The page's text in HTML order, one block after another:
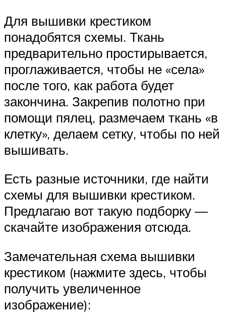
Для вышивки крестиком
понадобятся схемы. Ткань
предварительно простирывается,
проглаживается, чтобы не «села»
после того, как работа будет
закончина. Закрепив полотно при
помощи пялец, размечаем ткань «в
клетку», делаем сетку, чтобы по ней
вышивать.
Есть разные источники, где найти
схемы для вышивки крестиком.
Предлагаю вот такую подборку —
скачайте изображения отсюда.
Замечательная схема вышивки
крестиком (нажмите здесь, чтобы
получить увеличенное
изображение):